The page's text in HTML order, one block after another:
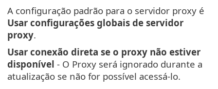
A configuração padrão para o servidor proxy é
Usar configurações globais de servidor
proxy.
Usar conexão direta se o proxy não estiver
disponível - O Proxy será ignorado durante a
atualização se não for possível acessá-lo.